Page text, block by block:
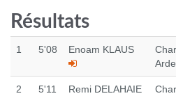
Résultats
1 5'08 Enoam KLAUS
2 5'11 Remi DELAHAIE